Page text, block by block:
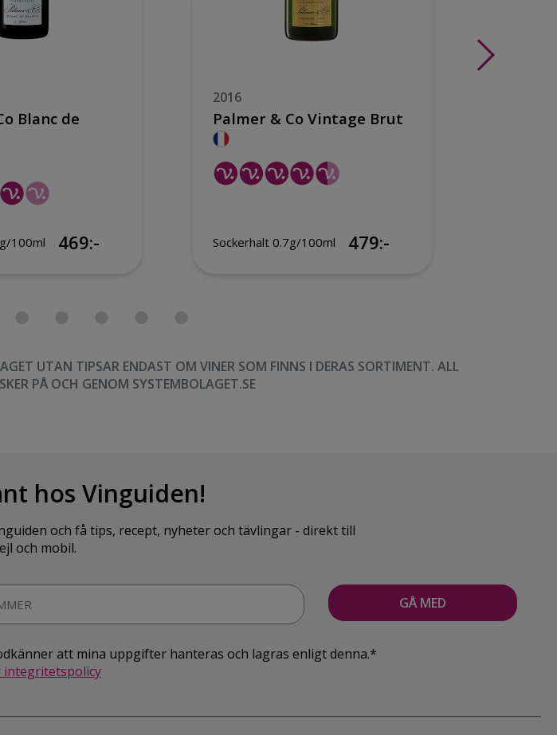
Blanc de
100ml 469:-
2016
Palmer & Co Vintage Brut
Sockerhalt 0.7g/100ml 479:-
UTAN TIPSAR ENDAST OM VINER SOM FINNS I DERAS SORTIMENT. ALL
PÅ OCH GENOM SYSTEMBOLAGET.SE
hos Vinguiden!
och få tips, recept, nyheter och tävlingar - direkt till
och mobil.
att mina uppgifter hanteras och lagras enligt denna.*
integritetspolicy